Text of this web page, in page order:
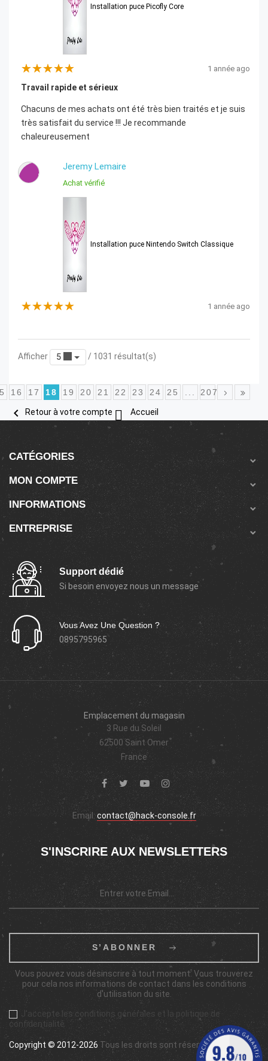
Installation puce Picofly Core
1 année ago
Travail rapide et sérieux
Chacuns de mes achats ont été très bien traités et je suis
très satisfait du service !!! Je recommande
chaleureusement
J
Jeremy Lemaire
Achat vérifié
Installation puce Nintendo Switch Classique
1 année ago
Afficher 5 / 1031 résultat(s)
16 17 18 19 20 21 22 23 24 25 207
 Retour à votre compte  Accueil
CATÉGORIES 
MON COMPTE 
INFORMATIONS 
ENTREPRISE 
Support dédié
Si besoin envoyez nous un message
Vous Avez Une Question ?
0895795965
Emplacement du magasin
3 Rue du Soleil
62500 Saint Omer
France
Email:contact@hack-console.fr
S'INSCRIRE AUX NEWSLETTERS
S’ABONNER
Vous pouvez vous désinscrire à tout moment. Vous trouverez
pour cela nos informations de contact dans les conditions
d'utilisation du site.
J'accepte les conditions générales et la politique de
confidentialité
Copyright © 2012-2026 Tous les droits sont réservés.